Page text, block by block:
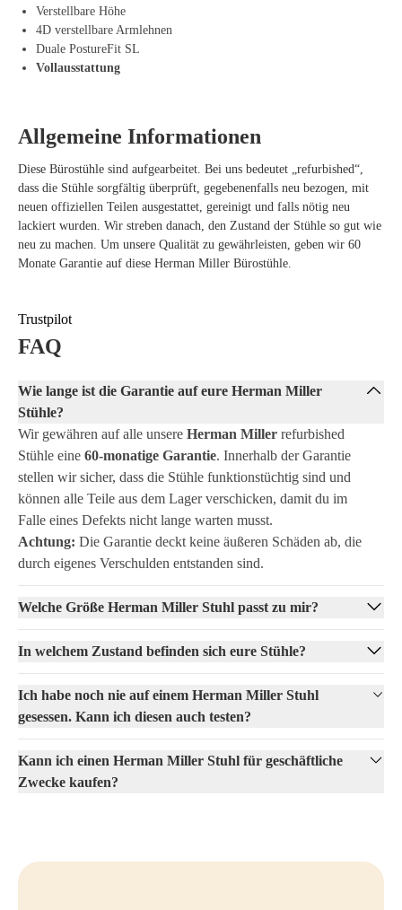
für eine stabile Konstruktion und eine lange Lebensdauer sorgen.
Offeco bietet ihn als generalüberholtes Exemplar an, was bedeutet, dass
er sorgfältig überprüft, gründlich gereinigt und mit neuen Teilen
versehen wurde, wenn notwendig. So profitieren Sie nicht nur von
Vorteile des Herman Miller Aeron Remastered
Verstellbare Armlehnen bieten optimalen Komfort
Atmungsaktive Materialien reduzieren Druck auf Rücken und Nacken
Unterstützt eine gesunde Haltung dank ergonomischem Design
Nachhaltige Materialien verlängern die Lebensdauer des Stuhls
Stilvolles Design passt zu jeder Wohn- oder Büroeinrichtung
Herman Miller Aeron Remastered kaufen
Arbeitsplatz aufzuwerten? Bei Offeco bestellen Sie den Herman Miller
vertrauen können, dass Ihr neuer Bürostuhl lange hält. Nehmen Sie
erleben Sie selbst, wie dieser Stuhl Ihre Produktivität und Ihren
Sitzkomfort auf ein höheres Niveau bringt.
Verstellbare Höhe
4D verstellbare Armlehnen
Duale PostureFit SL
Vollausstattung
Allgemeine Informationen
Diese Bürostühle sind aufgearbeitet. Bei uns bedeutet „refurbished“,
dass die Stühle sorgfältig überprüft, gegebenenfalls neu bezogen, mit
neuen offiziellen Teilen ausgestattet, gereinigt und falls nötig neu
lackiert wurden. Wir streben danach, den Zustand der Stühle so gut wie
neu zu machen. Um unsere Qualität zu gewährleisten, geben wir 60
Monate Garantie auf diese Herman Miller Bürostühle.
Trustpilot
FAQ
Wie lange ist die Garantie auf eure Herman Miller
Stühle?
Wir gewähren auf alle unsere Herman Miller refurbished
Stühle eine 60-monatige Garantie. Innerhalb der Garantie
stellen wir sicher, dass die Stühle funktionstüchtig sind und
können alle Teile aus dem Lager verschicken, damit du im
Falle eines Defekts nicht lange warten musst.
Achtung: Die Garantie deckt keine äußeren Schäden ab, die
durch eigenes Verschulden entstanden sind.
Welche Größe Herman Miller Stuhl passt zu mir?
In welchem Zustand befinden sich eure Stühle?
Ich habe noch nie auf einem Herman Miller Stuhl
gesessen. Kann ich diesen auch testen?
Kann ich einen Herman Miller Stuhl für geschäftliche
Zwecke kaufen?